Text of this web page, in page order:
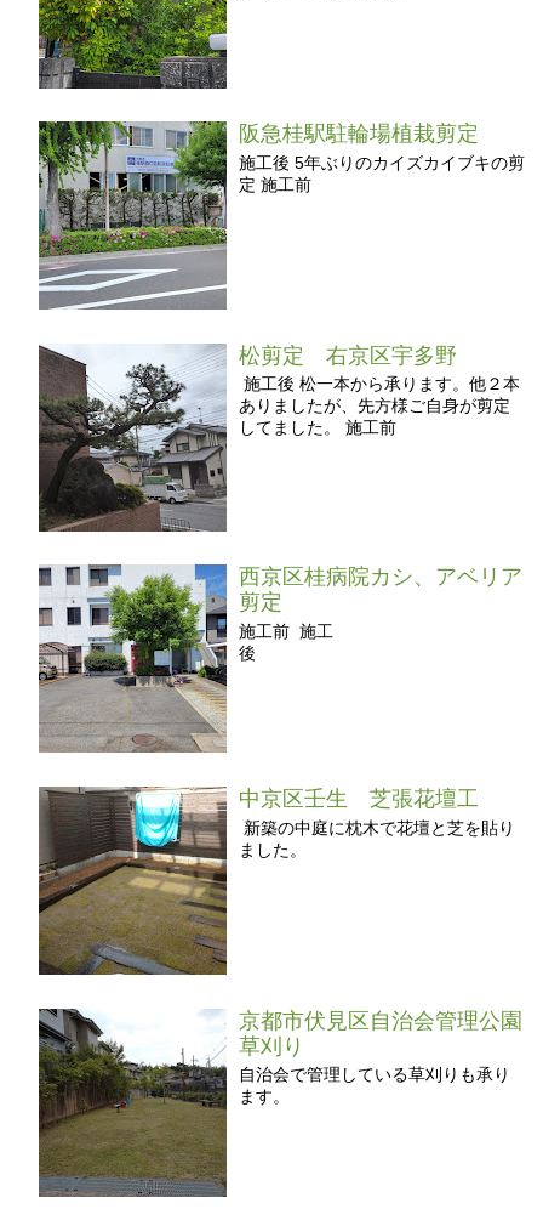
阪急桂駅駐輪場植栽剪定
施工後 5年ぶりのカイズカイブキの剪
定 施工前
松剪定 右京区宇多野
施工後 松一本から承ります。他２本
ありましたが、先方様ご自身が剪定
してました。 施工前
西京区桂病院カシ、アベリア
剪定
施工前 施工
後
中京区壬生 芝張花壇工
新築の中庭に枕木で花壇と芝を貼り
ました。
京都市伏見区自治会管理公園
草刈り
自治会で管理している草刈りも承り
ます。